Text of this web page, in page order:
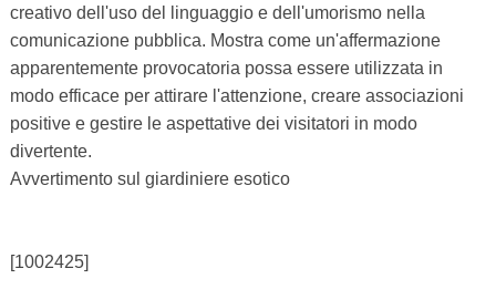
creativo dell'uso del linguaggio e dell'umorismo nella
comunicazione pubblica. Mostra come un'affermazione
apparentemente provocatoria possa essere utilizzata in
modo efficace per attirare l'attenzione, creare associazioni
positive e gestire le aspettative dei visitatori in modo
divertente.
Avvertimento sul giardiniere esotico
[1002425]